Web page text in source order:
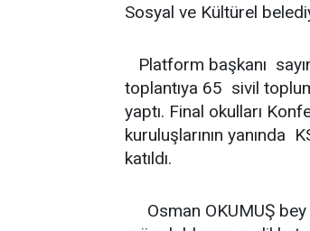
Sosyal ve Kültürel
Platform başkanı
toplantıya 65 sivil
yaptı. Final okulları
kuruluşlarının yanında
katıldı.
Osman OKUMUŞ bey